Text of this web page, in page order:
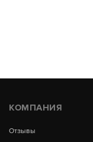
КОМПАНИЯ
Отзывы